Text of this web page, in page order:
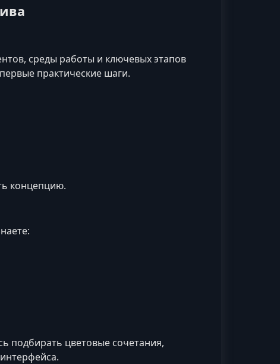
среды работы и ключевых этапов
практические шаги.
концепцию.
подбирать цветовые сочетания,